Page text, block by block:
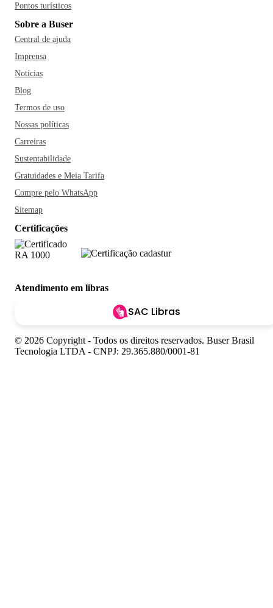
Pontos turísticos
Sobre a Buser
Central de ajuda
Imprensa
Notícias
Blog
Termos de uso
Nossas políticas
Carreiras
Sustentabilidade
Gratuidades e Meia Tarifa
Compre pelo WhatsApp
Sitemap
Certificações
Atendimento em libras
SAC Libras
© 2026 Copyright - Todos os direitos reservados. Buser Brasil
Tecnologia LTDA - CNPJ: 29.365.880/0001-81